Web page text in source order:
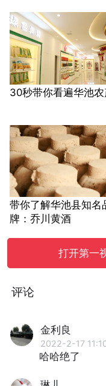
30秒带你看遍华池农
带你了解华池县知名
牌：乔川黄酒
打开第一
评论
金利良
2022-2-17
哈哈绝了